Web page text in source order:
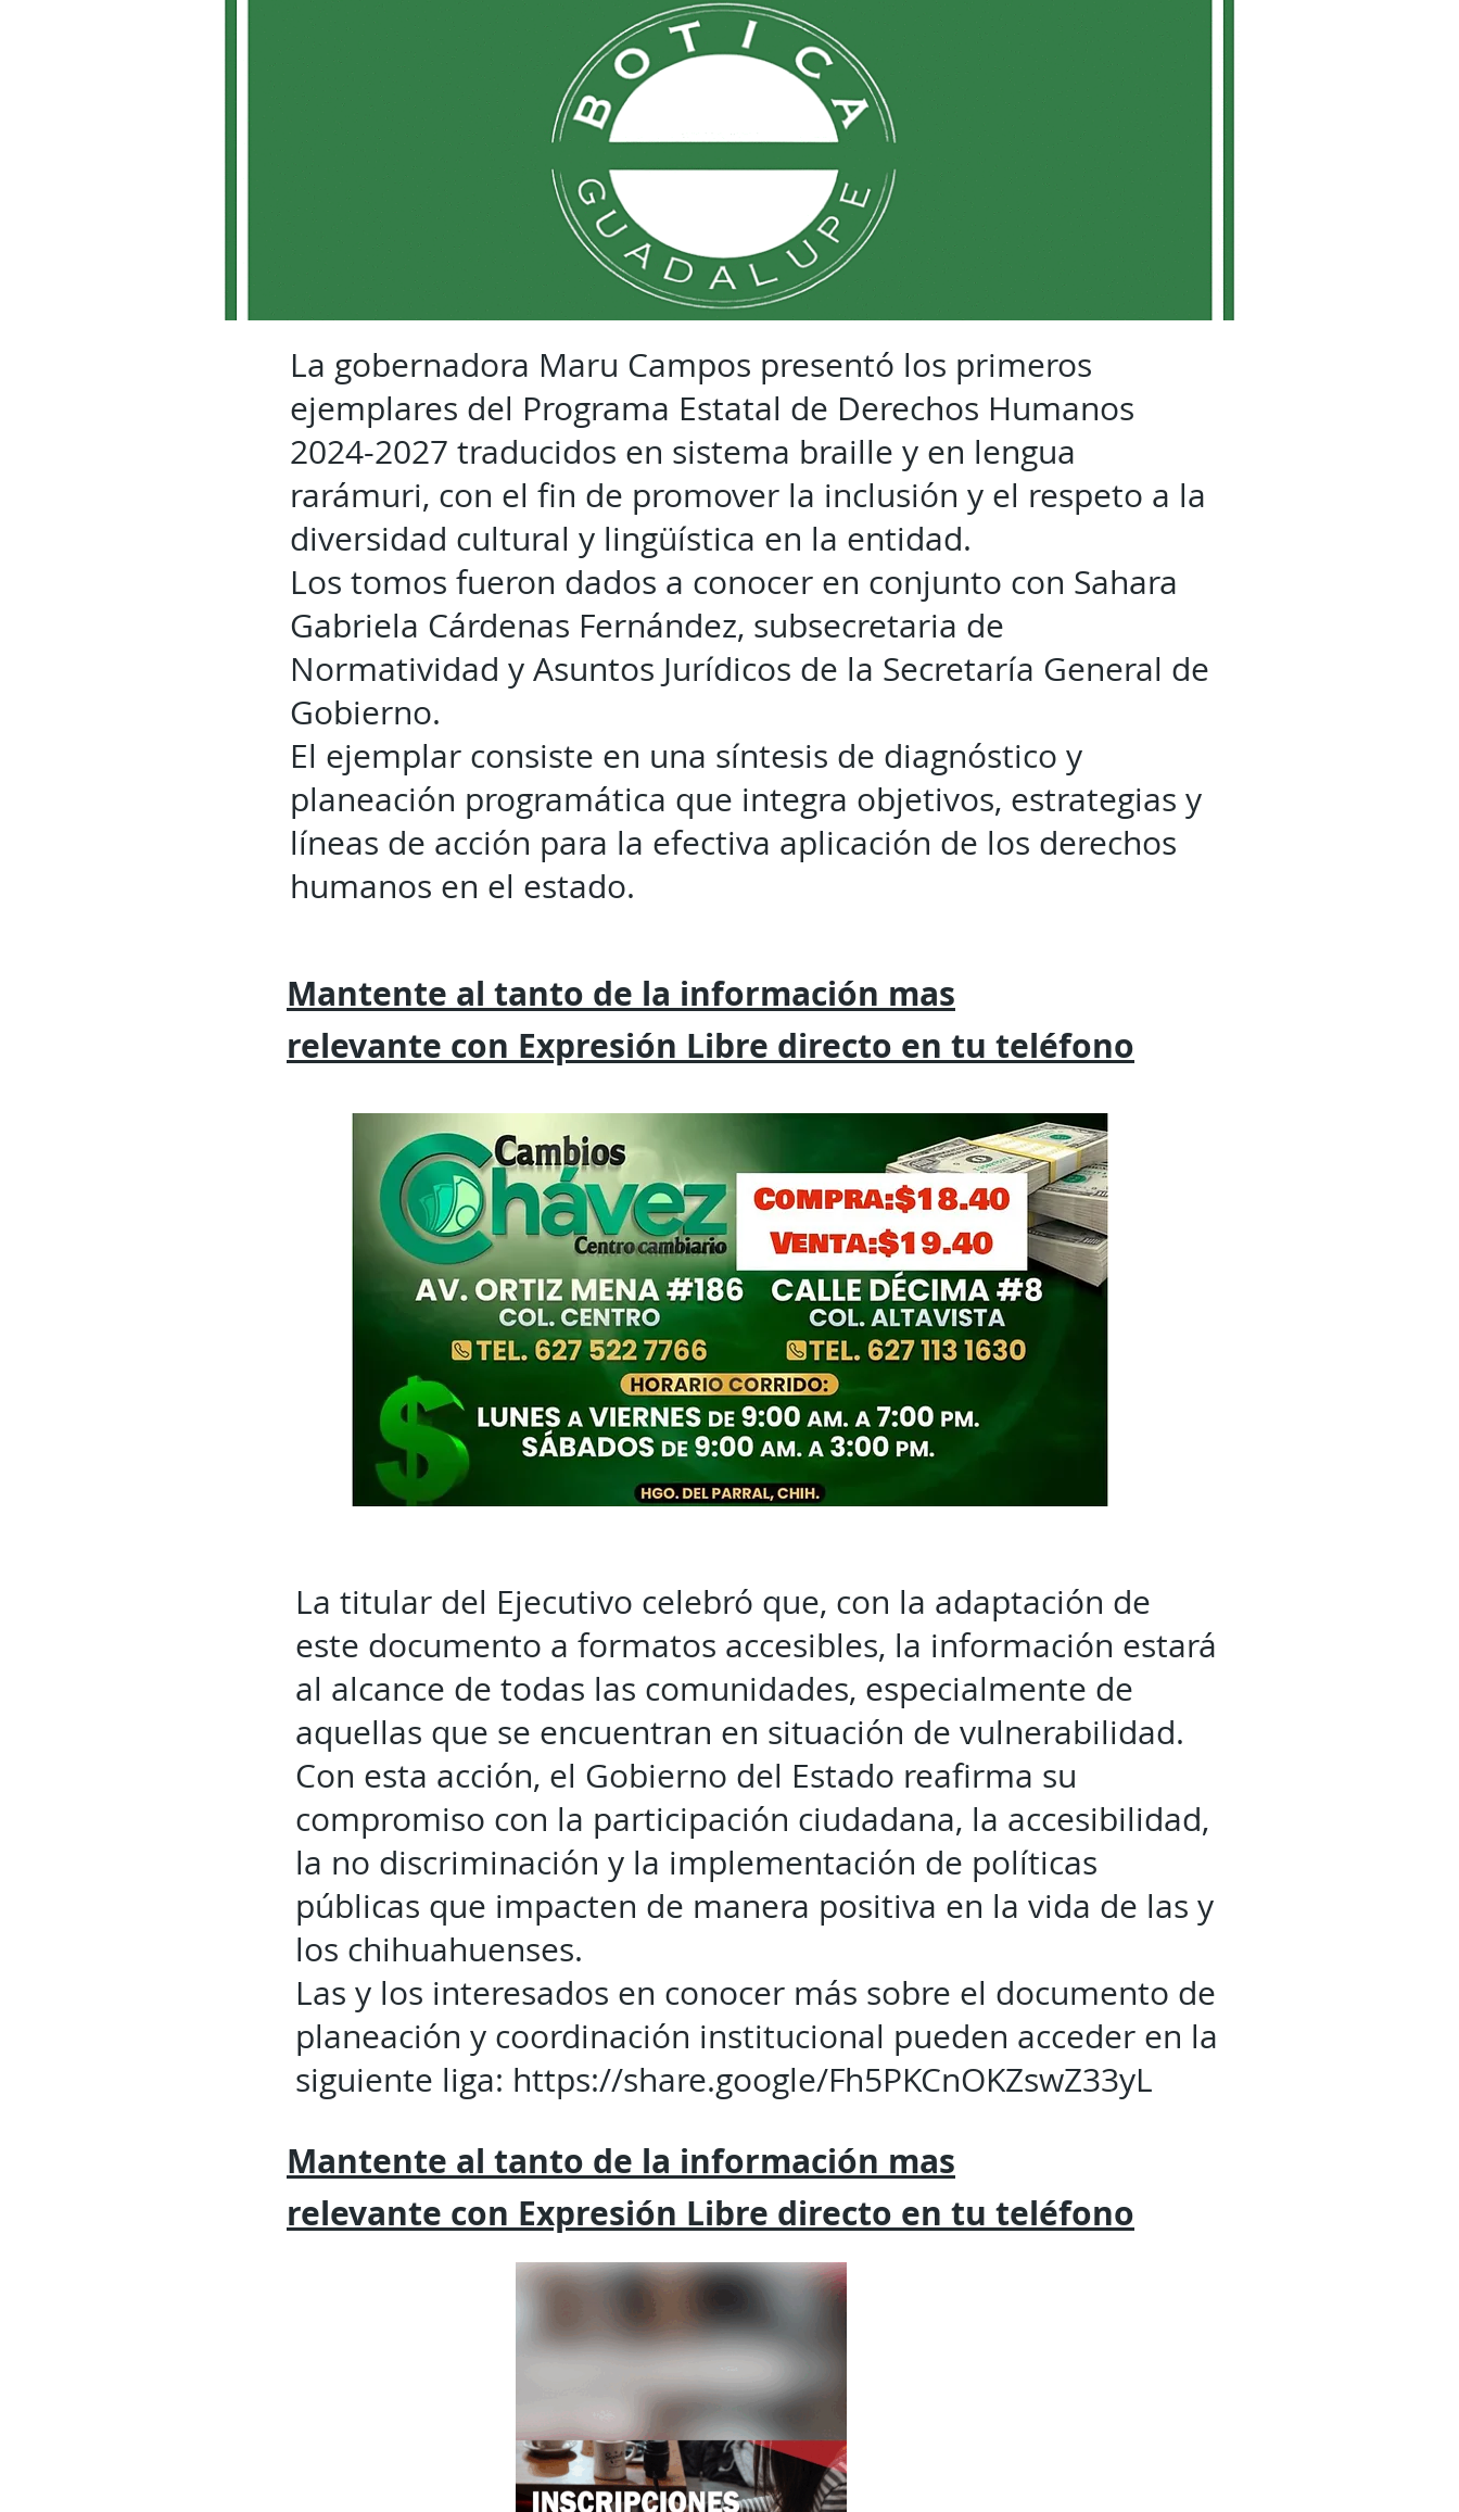
La gobernadora Maru Campos presentó los primeros
ejemplares del Programa Estatal de Derechos Humanos
2024-2027 traducidos en sistema braille y en lengua
rarámuri, con el fin de promover la inclusión y el respeto a la
diversidad cultural y lingüística en la entidad.
Los tomos fueron dados a conocer en conjunto con Sahara
Gabriela Cárdenas Fernández, subsecretaria de
Normatividad y Asuntos Jurídicos de la Secretaría General de
Gobierno.
El ejemplar consiste en una síntesis de diagnóstico y
planeación programática que integra objetivos, estrategias y
líneas de acción para la efectiva aplicación de los derechos
humanos en el estado.
Mantente al tanto de la información mas
relevante con Expresión Libre directo en tu teléfono
La titular del Ejecutivo celebró que, con la adaptación de
este documento a formatos accesibles, la información estará
al alcance de todas las comunidades, especialmente de
aquellas que se encuentran en situación de vulnerabilidad.
Con esta acción, el Gobierno del Estado reafirma su
compromiso con la participación ciudadana, la accesibilidad,
la no discriminación y la implementación de políticas
públicas que impacten de manera positiva en la vida de las y
los chihuahuenses.
Las y los interesados en conocer más sobre el documento de
planeación y coordinación institucional pueden acceder en la
siguiente liga: https://share.google/Fh5PKCnOKZswZ33yL
Mantente al tanto de la información mas
relevante con Expresión Libre directo en tu teléfono